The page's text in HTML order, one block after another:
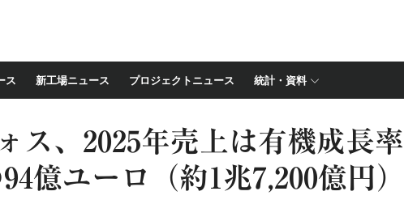
ス 新工場ニュース プロジェクトニュース 統計・資料
ス、2025年売上は有機成長率
億ユーロ（約1兆7,200億円）